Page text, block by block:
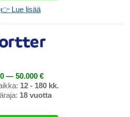
👉 Lue lisää
— 50.000 €
12 - 180 kk.
18 vuotta